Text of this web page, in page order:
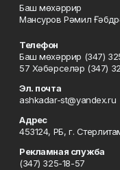
Баш мөхәррир
Мансуров Рәмил
Телефон
Баш мөхәррир (347)
57 Хәбәрселәр (347)
Эл. почта
ashkadar-st@yandex.ru
Адрес
453124, РБ, г.
Рекламная служба
(347) 325-18-57